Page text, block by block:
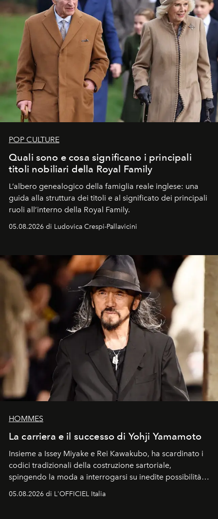
POP CULTURE
Quali sono e cosa significano i principali
titoli nobiliari della Royal Family
L’albero genealogico della famiglia reale inglese: una
guida alla struttura dei titoli e al significato dei principali
ruoli all’interno della Royal Family.
05.08.2026 di Ludovica Crespi-Pallavicini
HOMMES
La carriera e il successo di Yohji Yamamoto
Insieme a Issey Miyake e Rei Kawakubo, ha scardinato i
codici tradizionali della costruzione sartoriale,
spingendo la moda a interrogarsi su inedite possibilità
formali e a ridefinire il concetto stesso di silhouette.
05.08.2026 di L'OFFICIEL Italia